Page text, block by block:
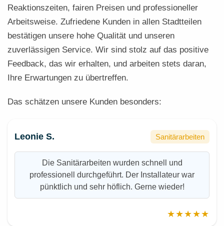
Reaktionszeiten, fairen Preisen und professioneller
Arbeitsweise. Zufriedene Kunden in allen Stadtteilen
bestätigen unsere hohe Qualität und unseren
zuverlässigen Service. Wir sind stolz auf das positive
Feedback, das wir erhalten, und arbeiten stets daran,
Ihre Erwartungen zu übertreffen.
Das schätzen unsere Kunden besonders:
Leonie S. Sanitärarbeiten
Die Sanitärarbeiten wurden schnell und
professionell durchgeführt. Der Installateur war
pünktlich und sehr höflich. Gerne wieder!
★★★★★